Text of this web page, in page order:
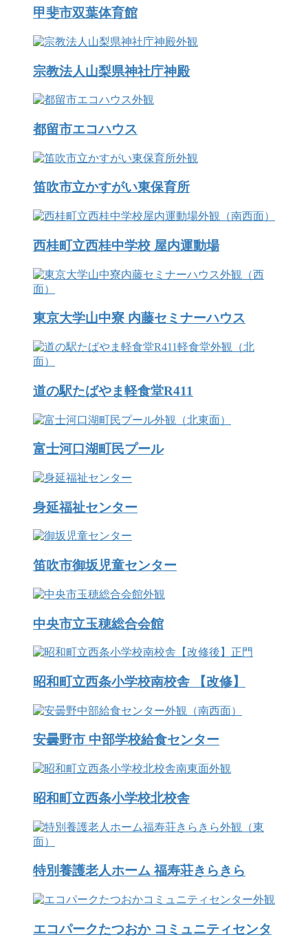
甲斐市双葉体育館
宗教法人山梨県神社庁神殿
都留市エコハウス
笛吹市立かすがい東保育所
西桂町立西桂中学校 屋内運動場
東京大学山中寮 内藤セミナーハウス
道の駅たばやま軽食堂R411
富士河口湖町民プール
身延福祉センター
笛吹市御坂児童センター
中央市立玉穂総合会館
昭和町立西条小学校南校舎 【改修】
安曇野市 中部学校給食センター
昭和町立西条小学校北校舎
特別養護老人ホーム 福寿荘きらきら
エコパークたつおか コミュニティセンタ